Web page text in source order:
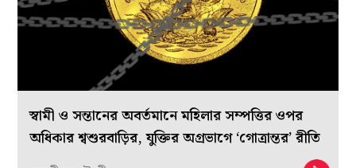
স্বামী ও সন্তানের অবর্তমানে মহিলার সম্পত্তির ওপর
অধিকার শ্বশুরবাড়ির, যুক্তির অগ্রভাগে ‘গোত্রান্তর’ রীতি